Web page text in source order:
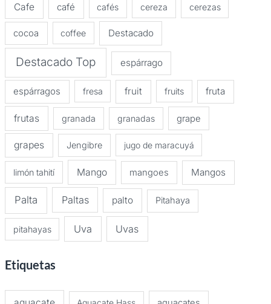
Cafe café cafés cereza cerezas
cocoa coffee Destacado
Destacado Top espárrago
espárragos fresa fruit fruits fruta
frutas granada granadas grape
grapes Jengibre jugo de maracuyá
limón tahití Mango mangoes Mangos
Palta Paltas palto Pitahaya
pitahayas Uva Uvas
Etiquetas